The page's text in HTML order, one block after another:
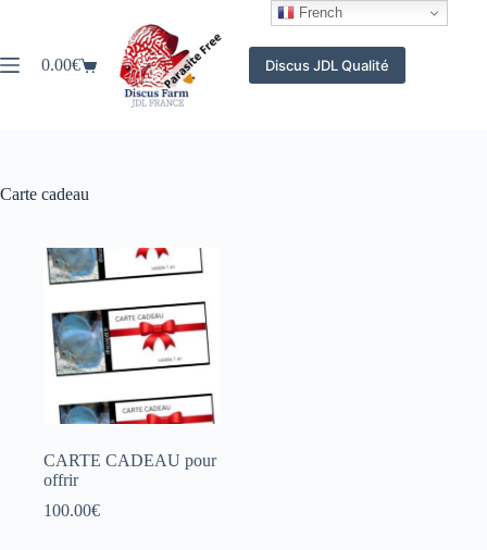
Panier
0.00€ Discus JDL Qualité
Carte cadeau
CARTE CADEAU pour
offrir
100.00€
French